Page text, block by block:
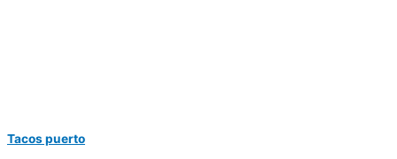
Tacos puerto